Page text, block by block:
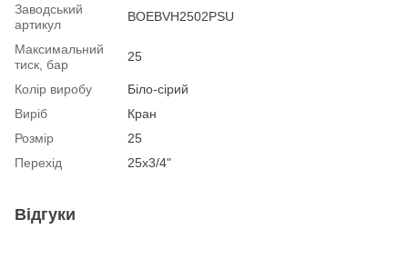
Заводський
артикул
BOEBVH2502PSU
Максимальний
тиск, бар
25
Колір виробу
Біло-сірий
Виріб
Кран
Розмір
25
Перехід
25х3/4"
Відгуки